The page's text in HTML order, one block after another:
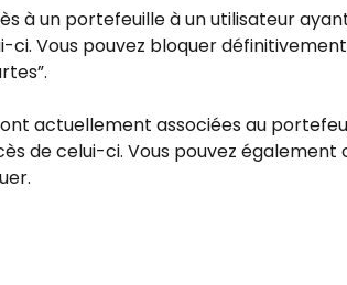
à un portefeuille à un utilisateur
Vous pouvez bloquer
actuellement associées au
de celui-ci. Vous pouvez également